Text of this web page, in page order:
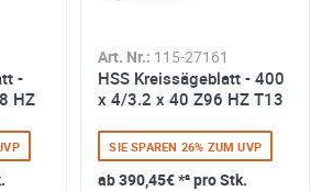
-
HZ
Art. Nr.: 115-27161
HSS Kreissägeblatt - 400
x 4/3.2 x 40 Z96 HZ T13
SIE SPAREN 26% ZUM UVP
ab390,45€*² pro Stk.